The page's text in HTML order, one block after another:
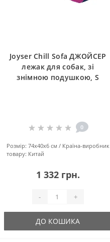
Joyser Chill Sofa ДЖОЙСЕР
лежак для собак, зі
знімною подушкою, S
0
Розмір: 74х40х6 см
Країна-виробник
товару: Китай
1 332 грн.
- +
ДО КОШИКА